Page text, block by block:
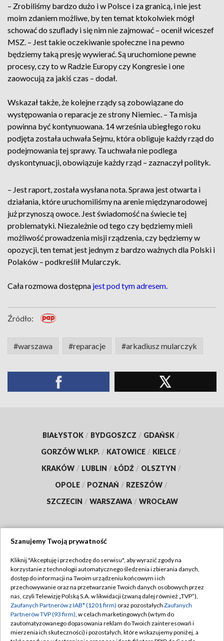
– Zrobiliśmy bardzo dużo i w Polsce i za granicą, i nie jest
moim zdaniem możliwe, by ten temat ktokolwiek mógł
schować do szuflady i się nim nie zajmować – ocenił wiceszef
MSZ. – Jest takie oczekiwanie społeczne i na pewno
będziemy taką presję wywierać. Są uruchomione pewne
procesy, czy to w Radzie Europy czy Kongresie i one
zaowocują za jakiś czas – dodał.
Wskazał także, że kolejne rządy są zobowiązane do
występowania o reparacje ze strony Niemiec. – Ta misja
powinna być kontynuowana. 14 września ubiegłego roku
podjęta została uchwała Sejmu, która obliguje każdy rząd do
podejmowania tej sprawy. Ta uchwała nie podlega
dyskontynuacji, obowiązuje każdy rząd – zaznaczył polityk.
– Jest raport, została wysłana nota. Sprawa jest otwarta i
działania, które uruchomiliśmy na arenie międzynarodowej
już przynoszą owoce. Jest świadomość na świecie tej
problematyki. Niezależnie od tego czy będziemy mieli
możliwość prowadzenia misji rządzenia, czy będziemy w
opozycji, ten temat jest jednym z bardzo ważnych dla Polski i
Polaków – podkreślił Mularczyk.
Cała rozmowa dostępna jest pod tym adresem.
Źródło:
#warszawa #reparacje #arkadiusz mularczyk
BIAŁYSTOK / BYDGOSZCZ / GDAŃSK /
GORZÓW WLKP. / KATOWICE / KIELCE /
KRAKÓW / LUBLIN / ŁÓDŹ / OLSZTYN /
OPOLE / POZNAŃ / RZESZÓW /
SZCZECIN / WARSZAWA / WROCŁAW
TVP
Abonament TVP
Emisja w TVP
Centrum informacji TVP
Naziemna Telewizja Cyfrowa
Regulamin TVP
Polityka prywatności
Moje zgody
Pomoc
Szanujemy Twoją prywatność
Kliknij "Akceptuję i przechodzę do serwisu", aby wyrazić zgody na
korzystanie z technologii automatycznego śledzenia i zbierania danych,
dostęp do informacji na Twoim urządzeniu końcowym i ich
przechowywanie oraz na przetwarzanie Twoich danych osobowych przez
nas, czyli Telewizję Polską S.A. w likwidacji (zwaną dalej również „TVP”),
Zaufanych Partnerów z IAB* (1201 firm) oraz pozostałych Zaufanych
Partnerów TVP (93 firm), w celach marketingowych (w tym do
zautomatyzowanego dopasowania reklam do Twoich zainteresowań i
mierzenia ich skuteczności) i pozostałych, które wskazujemy poniżej, a